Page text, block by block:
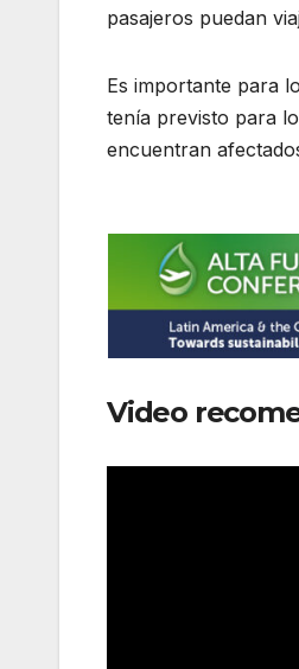
pasajeros puedan
Es importante para
tenía previsto para
encuentran
Video